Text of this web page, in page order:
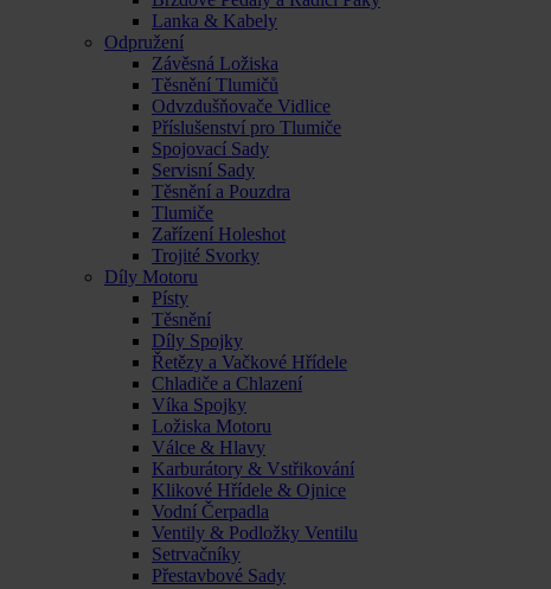
Lanka & Kabely
Odpružení
Závěsná Ložiska
Těsnění Tlumičů
Odvzdušňovače Vidlice
Příslušenství pro Tlumiče
Spojovací Sady
Servisní Sady
Těsnění a Pouzdra
Tlumiče
Zařízení Holeshot
Trojité Svorky
Díly Motoru
Písty
Těsnění
Díly Spojky
Řetězy a Vačkové Hřídele
Chladiče a Chlazení
Víka Spojky
Ložiska Motoru
Válce & Hlavy
Karburátory & Vstřikování
Klikové Hřídele & Ojnice
Vodní Čerpadla
Ventily & Podložky Ventilu
Setrvačníky
Přestavbové Sady